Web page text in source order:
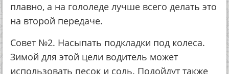
плавно, а на гололеде лучше всего делать это
на второй передаче.
Совет №2. Насыпать подкладки под колеса.
Зимой для этой цели водитель может
использовать песок и соль. Подойдут также